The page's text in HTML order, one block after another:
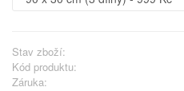
Stav zboží:
Kód produktu:
Záruka: